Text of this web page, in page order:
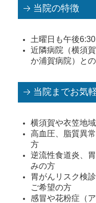
当院の特徴
土曜日も午後
近隣病院（横須
か浦賀病院）と
当院までお気
横須賀や衣笠地
高血圧、脂質異
方
逆流性食道炎、
みの方
胃がんリスク検
ご希望の方
感冒や花粉症（